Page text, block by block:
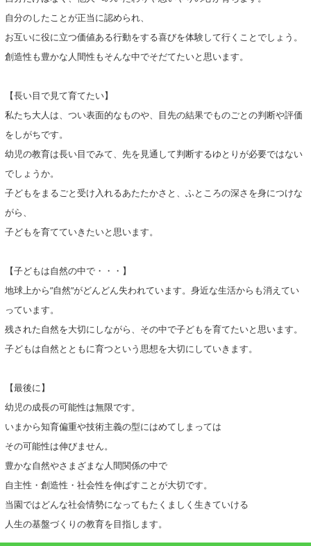
自分のしたことが正当に認められ、
お互いに役に立つ価値ある行動をする喜びを体験して行くことでしょう。
創造性も豊かな人間性もそんな中でそだてたいと思います。
【長い目で見て育てたい】
私たち大人は、つい表面的なものや、目先の結果でものごとの判断や評価
をしがちです。
幼児の教育は長い目でみて、先を見通して判断するゆとりが必要ではない
でしょうか。
子どもをまるごと受け入れるあたたかさと、ふところの深さを身につけな
がら、
子どもを育てていきたいと思います。
【子どもは自然の中で・・・】
地球上から”自然”がどんどん失われています。身近な生活からも消えてい
っています。
残された自然を大切にしながら、その中で子どもを育てたいと思います。
子どもは自然とともに育つという思想を大切にしていきます。
【最後に】
幼児の成長の可能性は無限です。
いまから知育偏重や技術主義の型にはめてしまっては
その可能性は伸びません。
豊かな自然やさまざまな人間関係の中で
自主性・創造性・社会性を伸ばすことが大切です。
当園ではどんな社会情勢になってもたくましく生きていける
人生の基盤づくりの教育を目指します。